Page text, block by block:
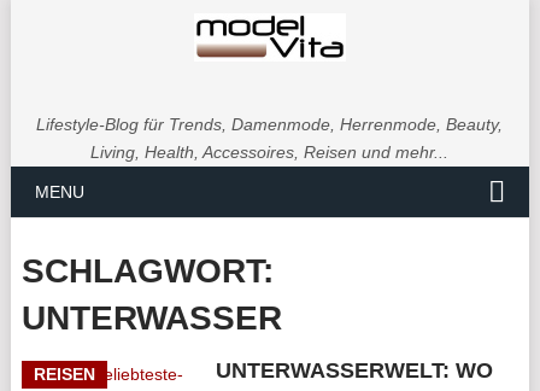
Lifestyle-Blog für Trends, Damenmode, Herrenmode, Beauty,
Living, Health, Accessoires, Reisen und mehr...
MENU
SCHLAGWORT:
UNTERWASSER
REISEN
UNTERWASSERWELT: WO